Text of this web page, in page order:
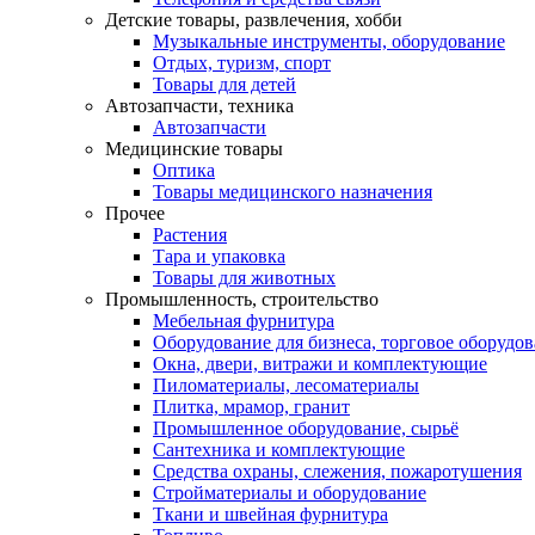
Детские товары, развлечения, хобби
Музыкальные инструменты, оборудование
Отдых, туризм, спорт
Товары для детей
Автозапчасти, техника
Автозапчасти
Медицинские товары
Оптика
Товары медицинского назначения
Прочее
Растения
Тара и упаковка
Товары для животных
Промышленность, строительство
Мебельная фурнитура
Оборудование для бизнеса, торговое
Окна, двери, витражи и комплектующие
Пиломатериалы, лесоматериалы
Плитка, мрамор, гранит
Промышленное оборудование, сырьё
Сантехника и комплектующие
Средства охраны, слежения, пожаротушения
Стройматериалы и оборудование
Ткани и швейная фурнитура